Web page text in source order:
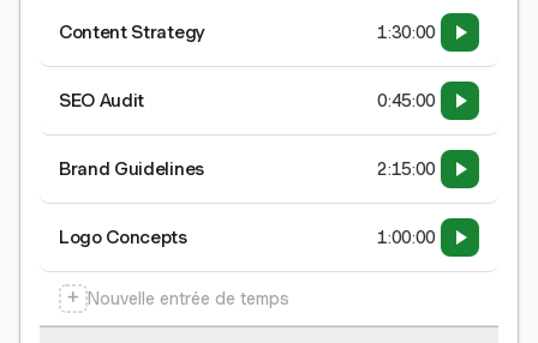
Content Strategy 1:30:00
SEO Audit 0:45:00
Brand Guidelines 2:15:00
Logo Concepts 1:00:00
+ Nouvelle entrée de temps